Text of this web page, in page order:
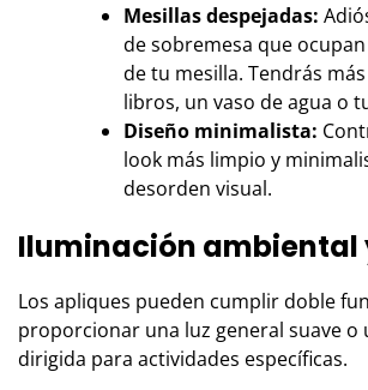
Mesillas despejadas:
de sobremesa que
de tu mesilla. Tendrás
libros, un vaso de agua o
Diseño minimalista:
look más limpio y
desorden visual.
Iluminación ambiental
Los apliques pueden cumplir doble
proporcionar una luz general suave o
dirigida para actividades específicas.